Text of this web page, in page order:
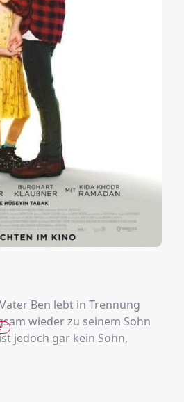
Ben lebt in Trennung
wieder zu seinem Sohn
jedoch gar kein Sohn,